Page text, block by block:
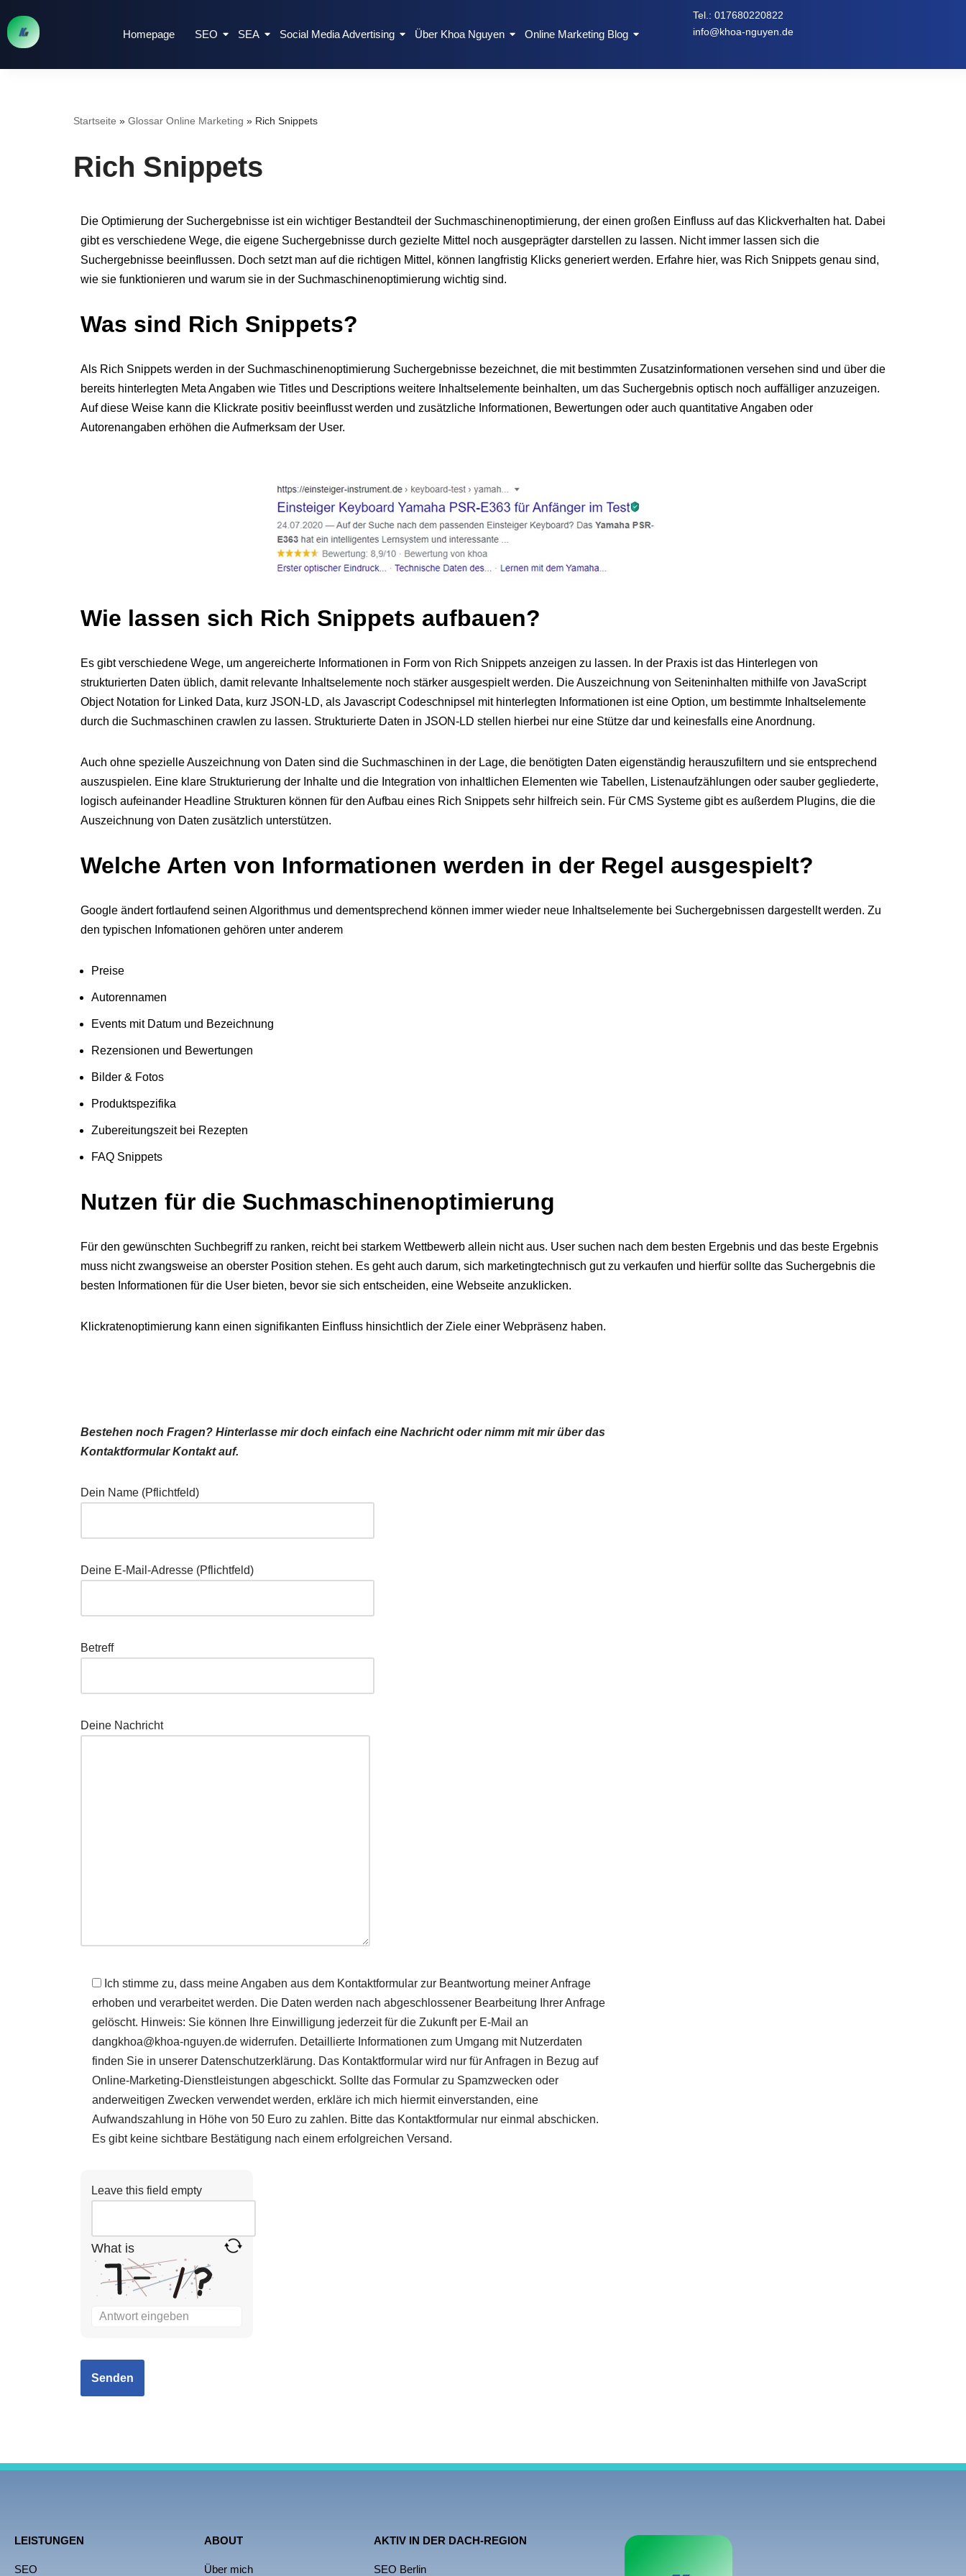
Zum
Homepage SEO SEA Social Media Advertising Über Khoa Nguyen Online Marketing Blog
Tel.:017680220822
info@khoa-nguyen.de
Startseite » Glossar Online Marketing » Rich Snippets
Rich Snippets
Die Optimierung der Suchergebnisse ist ein wichtiger Bestandteil der Suchmaschinenoptimierung, der einen großen Einfluss auf das Klickverhalten hat. Dabei
gibt es verschiedene Wege, die eigene Suchergebnisse durch gezielte Mittel noch ausgeprägter darstellen zu lassen. Nicht immer lassen sich die
Suchergebnisse beeinflussen. Doch setzt man auf die richtigen Mittel, können langfristig Klicks generiert werden. Erfahre hier, was Rich Snippets genau sind,
wie sie funktionieren und warum sie in der Suchmaschinenoptimierung wichtig sind.
Was sind Rich Snippets?
Als Rich Snippets werden in der Suchmaschinenoptimierung Suchergebnisse bezeichnet, die mit bestimmten Zusatzinformationen versehen sind und über die
bereits hinterlegten Meta Angaben wie Titles und Descriptions weitere Inhaltselemente beinhalten, um das Suchergebnis optisch noch auffälliger anzuzeigen.
Auf diese Weise kann die Klickrate positiv beeinflusst werden und zusätzliche Informationen, Bewertungen oder auch quantitative Angaben oder
Autorenangaben erhöhen die Aufmerksam der User.
Wie lassen sich Rich Snippets aufbauen?
Es gibt verschiedene Wege, um angereicherte Informationen in Form von Rich Snippets anzeigen zu lassen. In der Praxis ist das Hinterlegen von
strukturierten Daten üblich, damit relevante Inhaltselemente noch stärker ausgespielt werden. Die Auszeichnung von Seiteninhalten mithilfe von JavaScript
Object Notation for Linked Data, kurz JSON-LD, als Javascript Codeschnipsel mit hinterlegten Informationen ist eine Option, um bestimmte Inhaltselemente
durch die Suchmaschinen crawlen zu lassen. Strukturierte Daten in JSON-LD stellen hierbei nur eine Stütze dar und keinesfalls eine Anordnung.
Auch ohne spezielle Auszeichnung von Daten sind die Suchmaschinen in der Lage, die benötigten Daten eigenständig herauszufiltern und sie entsprechend
auszuspielen. Eine klare Strukturierung der Inhalte und die Integration von inhaltlichen Elementen wie Tabellen, Listenaufzählungen oder sauber gegliederte,
logisch aufeinander Headline Strukturen können für den Aufbau eines Rich Snippets sehr hilfreich sein. Für CMS Systeme gibt es außerdem Plugins, die die
Auszeichnung von Daten zusätzlich unterstützen.
Welche Arten von Informationen werden in der Regel ausgespielt?
Google ändert fortlaufend seinen Algorithmus und dementsprechend können immer wieder neue Inhaltselemente bei Suchergebnissen dargestellt werden. Zu
den typischen Infomationen gehören unter anderem
Preise
Autorennamen
Events mit Datum und Bezeichnung
Rezensionen und Bewertungen
Bilder & Fotos
Produktspezifika
Zubereitungszeit bei Rezepten
FAQ Snippets
Nutzen für die Suchmaschinenoptimierung
Für den gewünschten Suchbegriff zu ranken, reicht bei starkem Wettbewerb allein nicht aus. User suchen nach dem besten Ergebnis und das beste Ergebnis
muss nicht zwangsweise an oberster Position stehen. Es geht auch darum, sich marketingtechnisch gut zu verkaufen und hierfür sollte das Suchergebnis die
besten Informationen für die User bieten, bevor sie sich entscheiden, eine Webseite anzuklicken.
Klickratenoptimierung kann einen signifikanten Einfluss hinsichtlich der Ziele einer Webpräsenz haben.
Bestehen noch Fragen? Hinterlasse mir doch einfach eine Nachricht oder nimm mit mir über das
Kontaktformular Kontakt auf.
Dein Name (Pflichtfeld)
Deine E-Mail-Adresse (Pflichtfeld)
Betreff
Deine Nachricht
Ich stimme zu, dass meine Angaben aus dem Kontaktformular zur Beantwortung meiner Anfrage
erhoben und verarbeitet werden. Die Daten werden nach abgeschlossener Bearbeitung Ihrer Anfrage
gelöscht. Hinweis: Sie können Ihre Einwilligung jederzeit für die Zukunft per E-Mail an
dangkhoa@khoa-nguyen.de widerrufen. Detaillierte Informationen zum Umgang mit Nutzerdaten
finden Sie in unserer Datenschutzerklärung. Das Kontaktformular wird nur für Anfragen in Bezug auf
Online-Marketing-Dienstleistungen abgeschickt. Sollte das Formular zu Spamzwecken oder
anderweitigen Zwecken verwendet werden, erkläre ich mich hiermit einverstanden, eine
Aufwandszahlung in Höhe von 50 Euro zu zahlen. Bitte das Kontaktformular nur einmal abschicken.
Es gibt keine sichtbare Bestätigung nach einem erfolgreichen Versand.
Leave this field empty
What is
LEISTUNGEN
SEO
ABOUT
Über mich
AKTIV IN DER DACH-REGION
SEO Berlin